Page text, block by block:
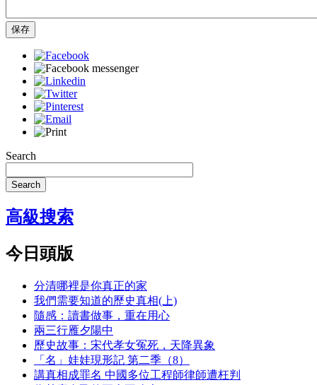
保存
Search
Search
高級搜索
今日頭版
分清哪裡是你真正的家
我們需要知道的歷史真相(上)
隨感：讀書做事，重在用心
兩三行雁夕陽中
歷史故事：宋代孝女冤死，天降異象
「名」娃娃現形記 第二季（8）
講真相成罪名 中國多位工程師律師遭枉判